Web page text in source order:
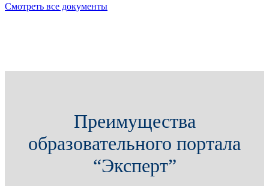
Смотреть все документы
Преимущества
образовательного портала
“Эксперт”